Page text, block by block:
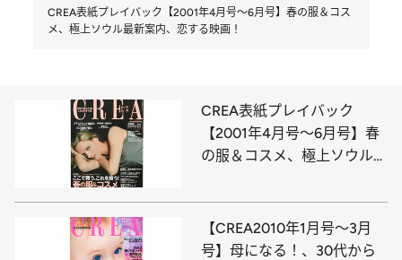
CREA表紙プレイバック【2001年4月号～6月号】春の服＆コス
メ、極上ソウル最新案内、恋する映画！
CREA表紙プレイバック
【2001年4月号～6月号】春
の服＆コスメ、極上ソウル最
【CREA2010年1月号～3月
号】母になる！、30代から